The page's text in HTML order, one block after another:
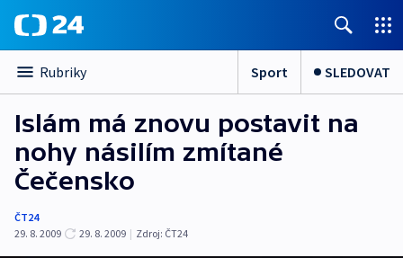
Rubriky Sport SLEDOVAT
Islám má znovu postavit na
nohy násilím zmítané
Čečensko
ČT24
29. 8. 2009
29. 8. 2009 | Zdroj: ČT24